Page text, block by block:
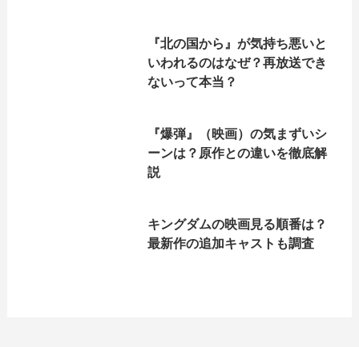
『北の国から』が気持ち悪いと
いわれるのはなぜ？再放送でき
ないって本当？
『爆弾』（映画）の気まずいシ
ーンは？原作との違いを徹底解
説
キングダムの映画見る順番は？
最新作の追加キャストも調査